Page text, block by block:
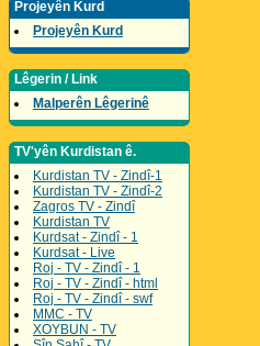
Projeyên Kurd
Projeyên Kurd
Lêgerin / Link
Malperên Lêgerinê
TV'yên Kurdistan ê.
Kurdistan TV - Zindî-1
Kurdistan TV - Zindî-2
Zagros TV - Zindî
Kurdistan TV
Kurdsat - Zindî - 1
Kurdsat - Live
Roj - TV - Zindî - 1
Roj - TV - Zindî - html
Roj - TV - Zindî - swf
MMC - TV
XOYBUN - TV